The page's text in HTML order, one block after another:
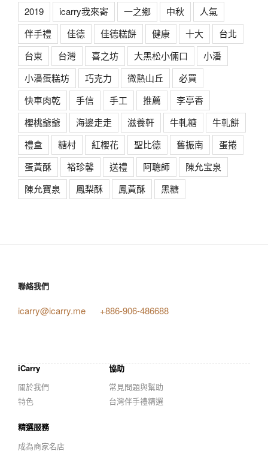
2019 icarry我來寄 一之鄉 中秋
人氣
伴手禮
佳德 佳德糕餅 健康 十大
台北
台東
台灣 喜之坊 大黑松小倆口
小潘
小潘蛋糕坊
巧克力 微熱山丘
必買
快車肉乾
手信 手工 推薦
李亭香
櫻桃爺爺
海邊走走 滋養軒 牛軋糖
牛軋餅
禮盒
糖村 紅櫻花 聖比德 舊振南
蛋捲
蛋黃酥
裕珍馨 送禮 阿聰師
陳允宝泉
陳允寶泉
鳳梨酥 鳳黃酥 黑糖
聯絡我們
icarry@icarry.me +886-906-486688
iCarry
關於我們
特色
協助
常見問題與幫助
台灣伴手禮精選
精選服務
成為商家名店